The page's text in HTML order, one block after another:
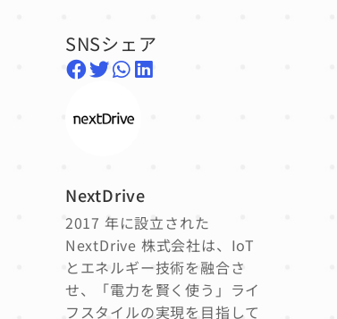
SNSシェア
NextDrive
2017 年に設立された
NextDrive 株式会社は、IoT
とエネルギー技術を融合さ
せ、「電力を賢く使う」ライ
フスタイルの実現を目指して